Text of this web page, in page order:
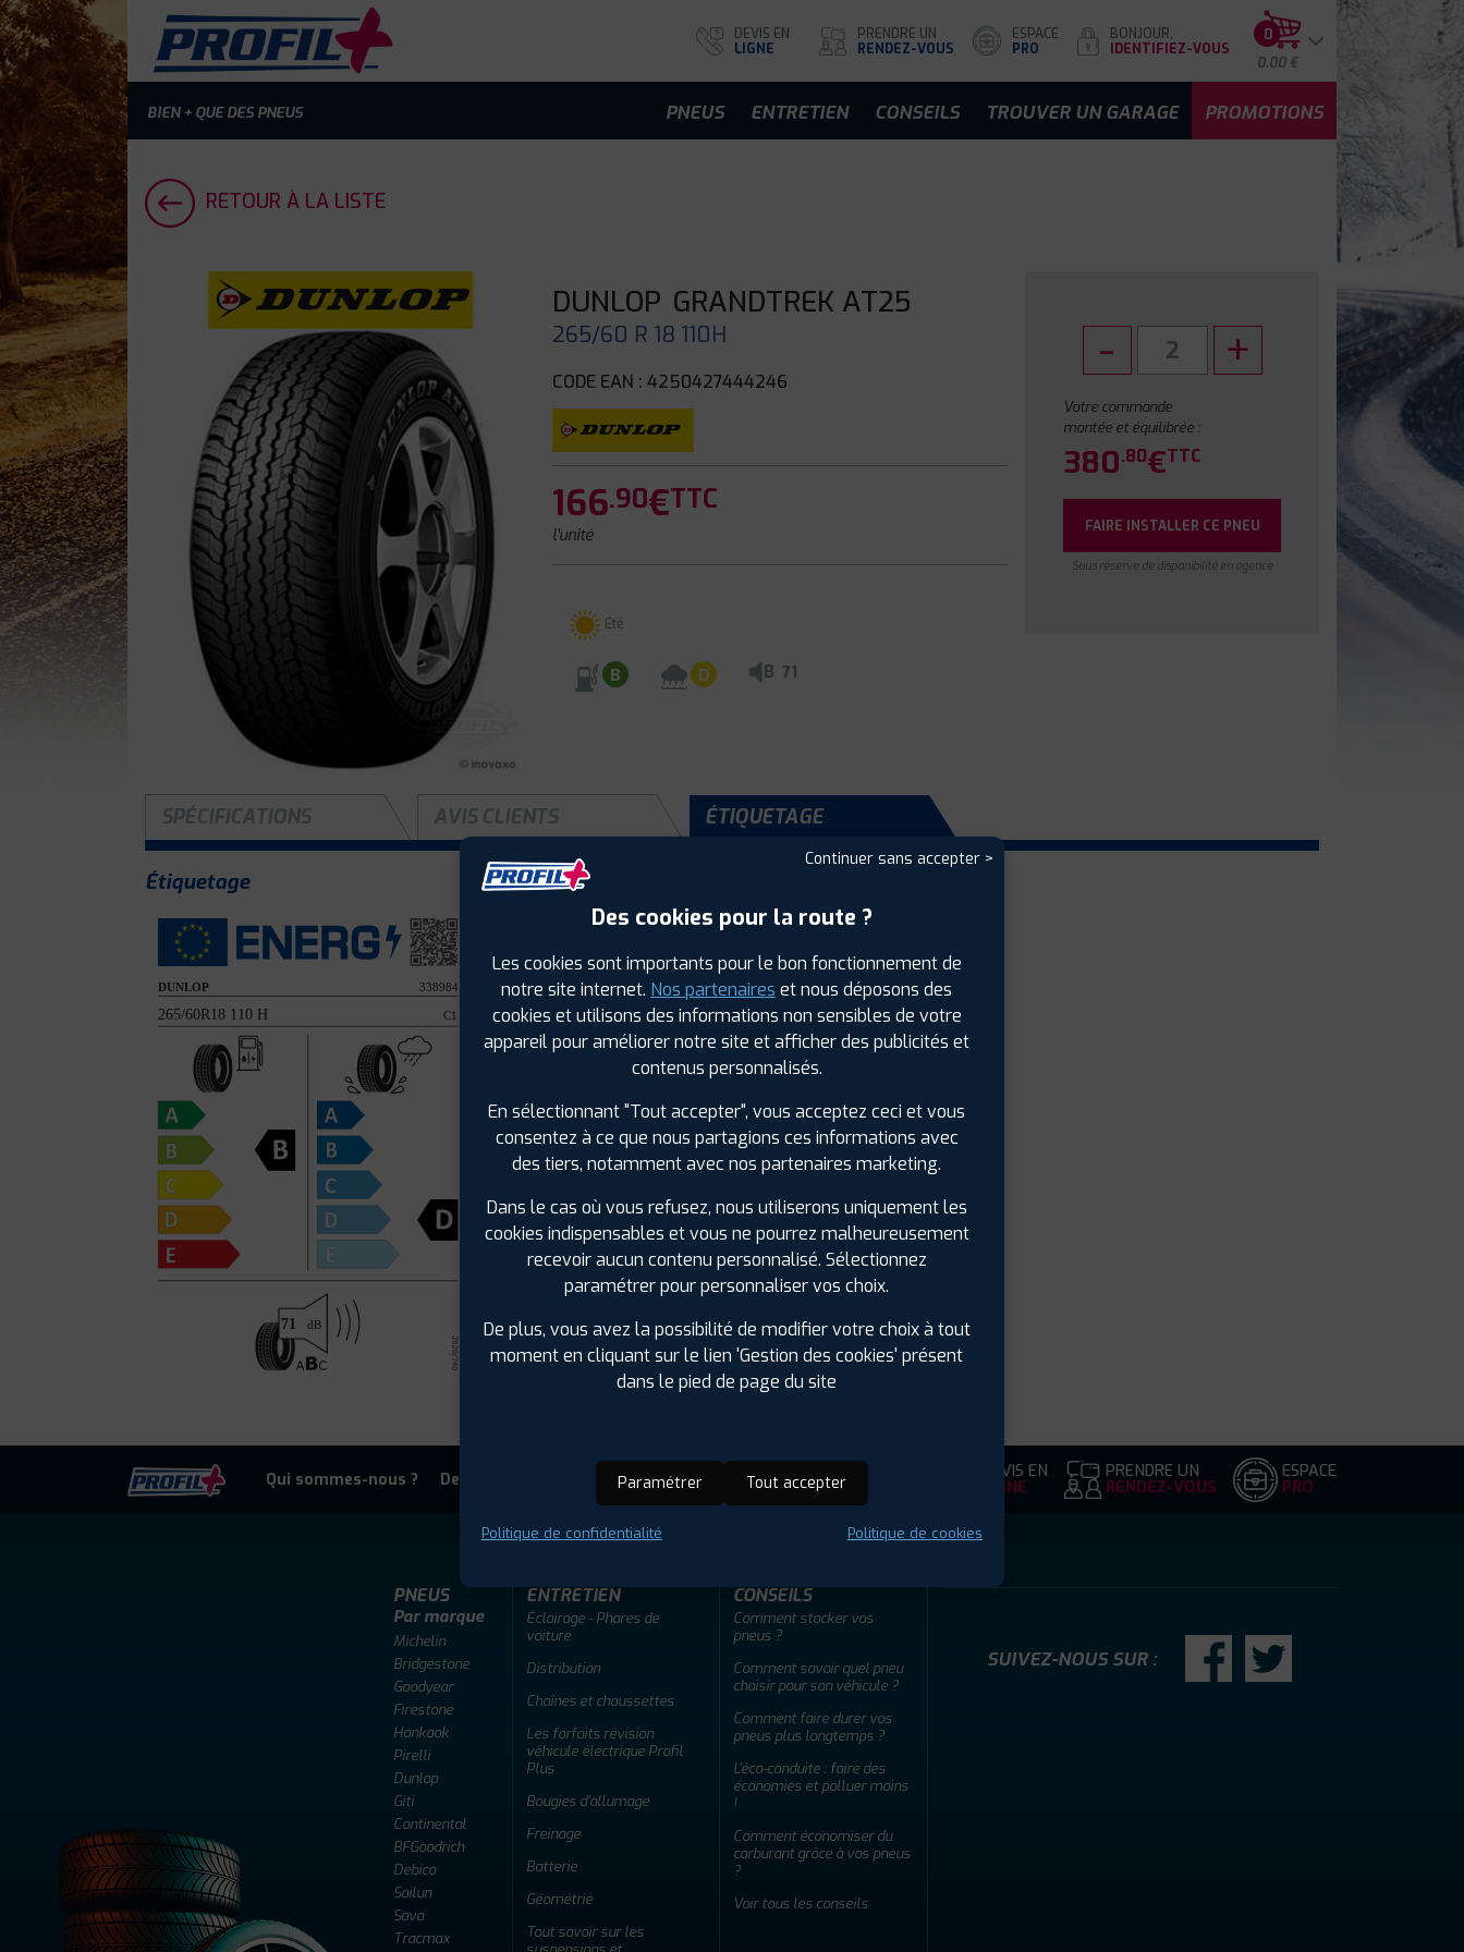
BIEN + QUE DES PNEUS
DEVIS EN
LIGNE
PRENDRE UN
RENDEZ-VOUS
ESPACE
PRO
BONJOUR,
IDENTIFIEZ-VOUS
0
0.00 €
PNEUS ENTRETIEN CONSEILS TROUVER UN GARAGE PROMOTIONS
RETOUR À LA LISTE
DUNLOP GRANDTREK AT25
265/60 R 18 110H
CODE EAN : 4250427444246
166.90€TTC
l'unité
Été
B D B 71
Votre commande
montée et équilibrée :
380.80€TTC
FAIRE INSTALLER CE PNEU
Sous réserve de disponibilité en agence
SPÉCIFICATIONS AVIS CLIENTS ÉTIQUETAGE
Étiquetage
Été
Largeur :265
Hauteur :60
Diamètre :18
Charge :110
Bruit de roulement externe : 71
Résistance au roulement :
Adhérence sur sol mouillé : D
Code EAN :
Qui sommes-nous ? Devenir adherent Offres d'emploi FAQ DEVIS EN
LIGNE
PRENDRE UN
RENDEZ-VOUS
ESPACE
PRO
PNEUS
Par marque
Michelin
Bridgestone
Goodyear
Firestone
Hankook
Pirelli
Dunlop
Giti
Continental
BFGoodrich
Debica
Sailun
Sava
Tracmax
ENTRETIEN
Éclairage - Phares de
voiture
Distribution
Chaînes et chaussettes
Les forfaits révision
véhicule électrique Profil
Plus
Bougies d'allumage
Freinage
Batterie
Géométrie
Tout savoir sur les
CONSEILS
Comment stocker vos
pneus ?
Comment savoir quel pneu
choisir pour son véhicule ?
Comment faire durer vos
pneus plus longtemps ?
L'éco-conduite : faire des
économies et polluer moins
!
Comment économiser du
carburant grâce à vos pneus
?
Voir tous les conseils
SUIVEZ-NOUS SUR :
Continuer sans accepter >
Des cookies pour la route ?
Les cookies sont importants pour le bon fonctionnement de
notre site internet. Nos partenaires et nous déposons des
cookies et utilisons des informations non sensibles de votre
appareil pour améliorer notre site et afficher des publicités et
contenus personnalisés.
En sélectionnant "Tout accepter", vous acceptez ceci et vous
consentez à ce que nous partagions ces informations avec
des tiers, notamment avec nos partenaires marketing.
Dans le cas où vous refusez, nous utiliserons uniquement les
cookies indispensables et vous ne pourrez malheureusement
recevoir aucun contenu personnalisé. Sélectionnez
paramétrer pour personnaliser vos choix.
De plus, vous avez la possibilité de modifier votre choix à tout
moment en cliquant sur le lien 'Gestion des cookies' présent
dans le pied de page du site
Paramétrer Tout accepter
Politique de confidentialité Politique de cookies